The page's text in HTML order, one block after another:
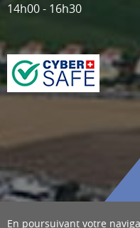
14h00 - 16h30
En poursuivant votre